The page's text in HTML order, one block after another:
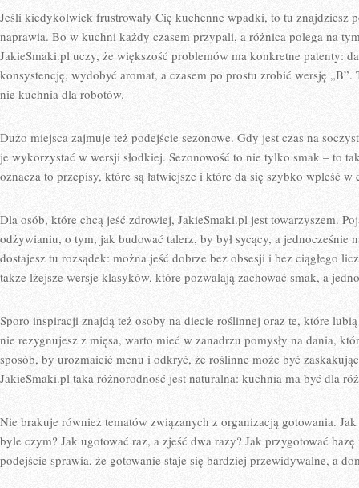
Jeśli kiedykolwiek frustrowały Cię kuchenne wpadki, to tu znajdziesz
naprawia. Bo w kuchni każdy czasem przypali, a różnica polega na
JakieSmaki.pl uczy, że większość problemów ma konkretne patenty:
konsystencję, wydobyć aromat, a czasem po prostu zrobić wersję
nie kuchnia dla robotów.
Dużo miejsca zajmuje też podejście sezonowe. Gdy jest czas na
je wykorzystać w wersji słodkiej. Sezonowość to nie tylko smak – to
oznacza to przepisy, które są łatwiejsze i które da się szybko wpleść w
Dla osób, które chcą jeść zdrowiej, JakieSmaki.pl jest towarzyszem.
odżywianiu, o tym, jak budować talerz, by był sycący, a jednocześnie
dostajesz tu rozsądek: można jeść dobrze bez obsesji i bez ciągłego
także lżejsze wersje klasyków, które pozwalają zachować smak, a
Sporo inspiracji znajdą też osoby na diecie roślinnej oraz te, które
nie rezygnujesz z mięsa, warto mieć w zanadrzu pomysły na dania,
sposób, by urozmaicić menu i odkryć, że roślinne może być
JakieSmaki.pl taka różnorodność jest naturalna: kuchnia ma być dla
Nie brakuje również tematów związanych z organizacją gotowania.
byle czym? Jak ugotować raz, a zjeść dwa razy? Jak przygotować
podejście sprawia, że gotowanie staje się bardziej przewidywalne, a